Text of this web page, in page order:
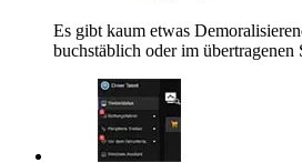
Es gibt kaum etwas
buchstäblich oder im